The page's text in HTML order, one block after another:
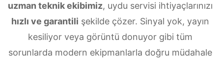
uzman teknik ekibimiz, uydu servisi ihtiyaçlarınızı
hızlı ve garantili şekilde çözer. Sinyal yok, yayın
kesiliyor veya görüntü donuyor gibi tüm
sorunlarda modern ekipmanlarla doğru müdahale